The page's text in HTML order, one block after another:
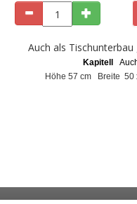
Auch als
Kapitell
Höhe 57 cm Breite 50